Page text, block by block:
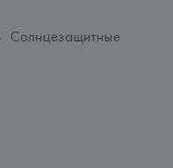
Солнцезащитные